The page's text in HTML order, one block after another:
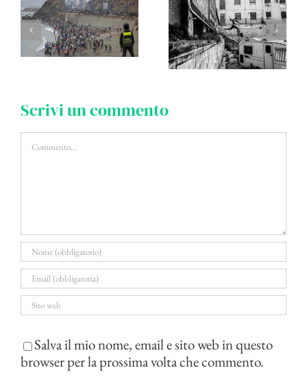
Scrivi un commento
Commento
Salva il mio nome, email e sito web in questo
browser per la prossima volta che commento.